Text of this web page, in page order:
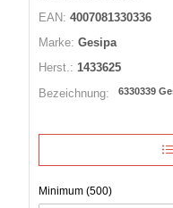
EAN: 4007081330336
Marke: Gesipa
Herst.: 1433625
Bezeichnung:
6330339
Minimum (500)